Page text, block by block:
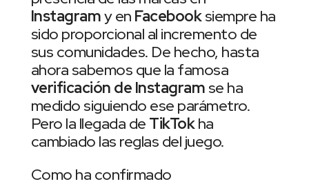
Instagramy en Facebooksiempre ha
sido proporcional al incremento de
sus comunidades. De hecho, hasta
ahora sabemos que la famosa
verificación de Instagram se ha
medido siguiendo ese parámetro.
Pero la llegada de TikTokha
cambiado las reglas del juego.
Como ha confirmado